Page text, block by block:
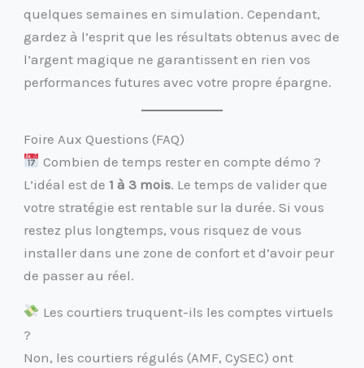
quelques semaines en simulation. Cependant,
gardez à l’esprit que les résultats obtenus avec de
l’argent magique ne garantissent en rien vos
performances futures avec votre propre épargne.
Foire Aux Questions (FAQ)
Combien de temps rester en compte démo ?
L’idéal est de 1 à 3 mois. Le temps de valider que
votre stratégie est rentable sur la durée. Si vous
restez plus longtemps, vous risquez de vous
installer dans une zone de confort et d’avoir peur
de passer au réel.
Les courtiers truquent-ils les comptes virtuels
?
Non, les courtiers régulés (AMF, CySEC) ont